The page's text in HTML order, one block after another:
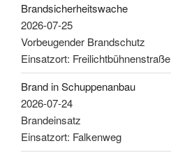
Brandsicherheitswache
2026-07-25
Vorbeugender Brandschutz
Einsatzort: Freilichtbühnenstraße
Brand in Schuppenanbau
2026-07-24
Brandeinsatz
Einsatzort: Falkenweg